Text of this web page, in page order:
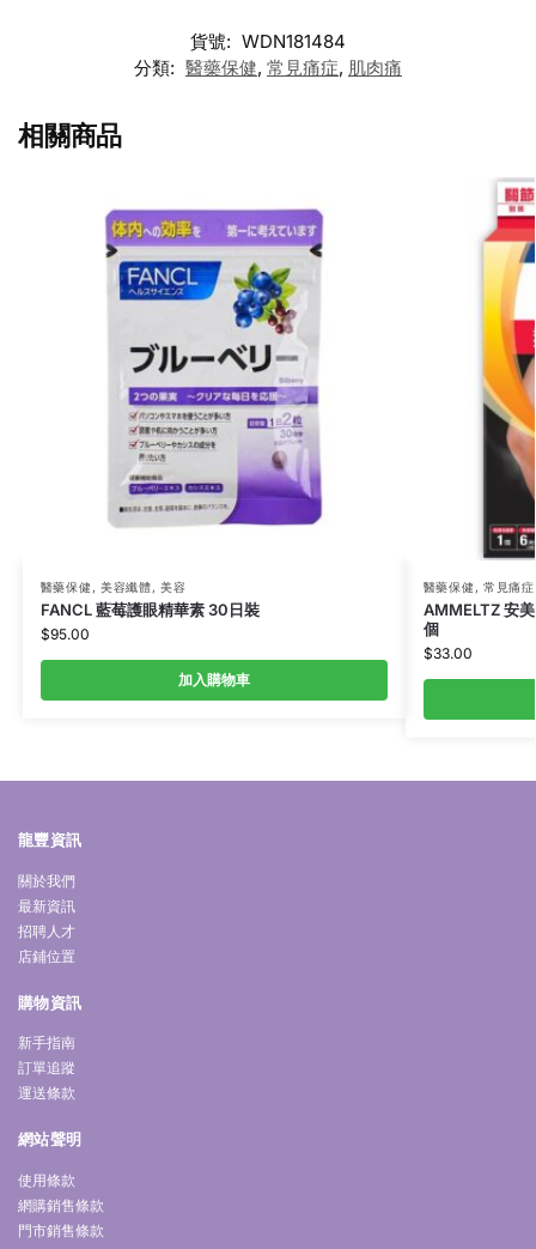
貨號: WDN181484
分類: 醫藥保健, 常見痛症, 肌肉痛
相關商品
醫藥保健, 美容纖體,美容
FANCL 藍莓護眼精華素 30日裝
$95.00
加入購物車
醫藥保健, 常見痛症
AMMELTZ 安
個
$33.00
龍豐資訊
關於我們
最新資訊
招聘人才
店鋪位置
購物資訊
新手指南
訂單追蹤
運送條款
網站聲明
使用條款
網購銷售條款
門市銷售條款